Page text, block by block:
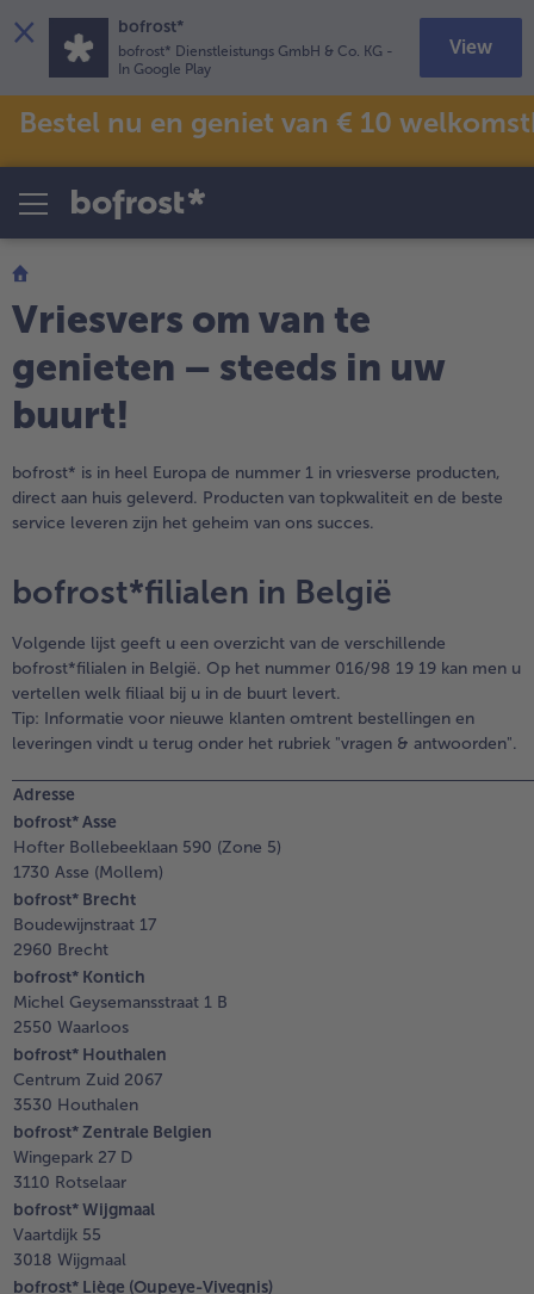
Speciale thema‘s
Heteluchtfriteuse
alleHeteluchtfriteuse
Veggie & Vegan
alleVeggie & Vegan
Recepten
Salades
alleKlassiekers in een nieuw jasje
Bestel nu en geniet van € 10
Vriesvers om van te
genieten – steeds in uw
buurt!
bofrost* is in heel Europa de nummer 1 in vriesverse producten,
direct aan huis geleverd. Producten van topkwaliteit en de beste
service leveren zijn het geheim van ons succes.
bofrost*filialen in België
Volgende lijst geeft u een overzicht van de verschillende
bofrost*filialen in België. Op het nummer 016/98 19 19 kan men u
vertellen welk filiaal bij u in de buurt levert.
Tip: Informatie voor nieuwe klanten omtrent bestellingen en
leveringen vindt u terug onder het rubriek "vragen & antwoorden".
Adresse
bofrost* Asse
Hofter Bollebeeklaan 590 (Zone 5)
1730 Asse (Mollem)
bofrost* Brecht
Boudewijnstraat 17
2960 Brecht
bofrost* Kontich
Michel Geysemansstraat 1 B
2550 Waarloos
bofrost* Houthalen
Centrum Zuid 2067
3530 Houthalen
bofrost* Zentrale Belgien
Wingepark 27 D
3110 Rotselaar
bofrost* Wijgmaal
Vaartdijk 55
3018 Wijgmaal
bofrost* Liège (Oupeye-Vivegnis)
× bofrost*
bofrost* Dienstleistungs GmbH & Co. KG -
In Google Play
View